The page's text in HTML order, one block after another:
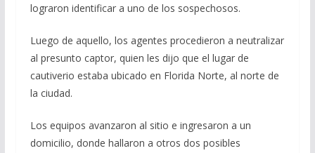
lograron identificar a uno de los sospechosos.
Luego de aquello, los agentes procedieron a neutralizar
al presunto captor, quien les dijo que el lugar de
cautiverio estaba ubicado en Florida Norte, al norte de
la ciudad.
Los equipos avanzaron al sitio e ingresaron a un
domicilio, donde hallaron a otros dos posibles